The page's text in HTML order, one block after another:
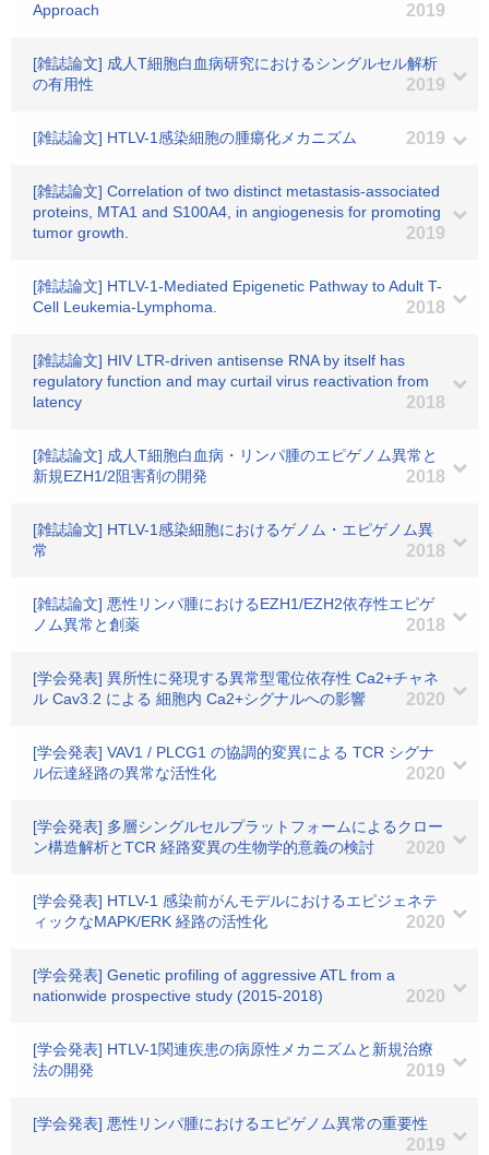
Approach
2019
[雑誌論文] 成人T細胞白血病研究におけるシングルセル解析
の有用性
2019
[雑誌論文] HTLV-1感染細胞の腫瘍化メカニズム 2019
[雑誌論文] Correlation of two distinct metastasis-associated
proteins, MTA1 and S100A4, in angiogenesis for promoting
tumor growth.
2019
[雑誌論文] HTLV-1-Mediated Epigenetic Pathway to Adult T-
Cell Leukemia-Lymphoma.
2018
[雑誌論文] HIV LTR-driven antisense RNA by itself has
regulatory function and may curtail virus reactivation from
latency
2018
[雑誌論文] 成人T細胞白血病・リンパ腫のエピゲノム異常と
新規EZH1/2阻害剤の開発
2018
[雑誌論文] HTLV-1感染細胞におけるゲノム・エピゲノム異
常
2018
[雑誌論文] 悪性リンパ腫におけるEZH1/EZH2依存性エピゲ
ノム異常と創薬
2018
[学会発表] 異所性に発現する異常型電位依存性 Ca2+チャネ
ル Cav3.2 による 細胞内 Ca2+シグナルへの影響
2020
[学会発表] VAV1 / PLCG1 の協調的変異による TCR シグナ
ル伝達経路の異常な活性化
2020
[学会発表] 多層シングルセルプラットフォームによるクロー
ン構造解析とTCR 経路変異の生物学的意義の検討
2020
[学会発表] HTLV-1 感染前がんモデルにおけるエピジェネテ
ィックなMAPK/ERK 経路の活性化
2020
[学会発表] Genetic profiling of aggressive ATL from a
nationwide prospective study (2015-2018)
2020
[学会発表] HTLV-1関連疾患の病原性メカニズムと新規治療
法の開発
2019
[学会発表] 悪性リンパ腫におけるエピゲノム異常の重要性
2019